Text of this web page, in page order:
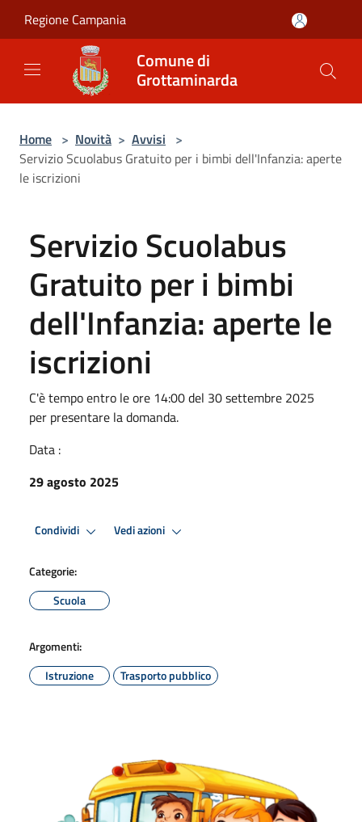
Regione Campania
Comune di
Grottaminarda
Home > Novità > Avvisi >
Servizio Scuolabus Gratuito per i bimbi dell'Infanzia: aperte
le iscrizioni
Servizio Scuolabus
Gratuito per i bimbi
dell'Infanzia: aperte le
iscrizioni
C'è tempo entro le ore 14:00 del 30 settembre 2025
per presentare la domanda.
Data :
29 agosto 2025
Condividi Vedi azioni
Categorie:
Scuola
Argomenti:
Istruzione
Trasporto pubblico